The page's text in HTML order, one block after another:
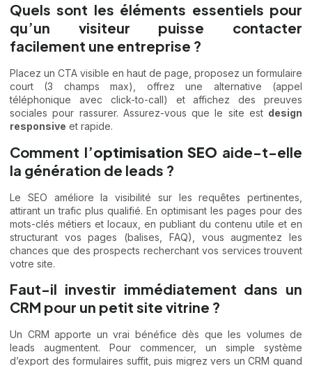
Quels sont les éléments essentiels pour
qu’un visiteur puisse contacter
facilement une entreprise ?
Placez un CTA visible en haut de page, proposez un formulaire
court (3 champs max), offrez une alternative (appel
téléphonique avec click-to-call) et affichez des preuves
sociales pour rassurer. Assurez-vous que le site est design
responsive et rapide.
Comment l’optimisation SEO aide-t-elle
la génération de leads ?
Le SEO améliore la visibilité sur les requêtes pertinentes,
attirant un trafic plus qualifié. En optimisant les pages pour des
mots-clés métiers et locaux, en publiant du contenu utile et en
structurant vos pages (balises, FAQ), vous augmentez les
chances que des prospects recherchant vos services trouvent
votre site.
Faut-il investir immédiatement dans un
CRM pour un petit site vitrine ?
Un CRM apporte un vrai bénéfice dès que les volumes de
leads augmentent. Pour commencer, un simple système
d’export des formulaires suffit, puis migrez vers un CRM quand